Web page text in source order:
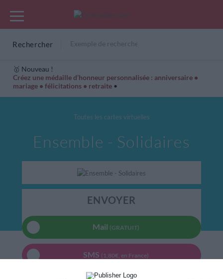
Rechercher
🥇 Nouveau !
Créez une médaille d’honneur personnalisée : anniversaire •
mariage • félicitations • retraite •
Cartes Hiver Cadeaux années de naissance
Toutes les cartes virtuelles
Ensemble - Solidaires
ENVOYER
Mail (GRATUIT)
SMS (1,80€, en France)